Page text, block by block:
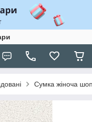
Сумка жіноча